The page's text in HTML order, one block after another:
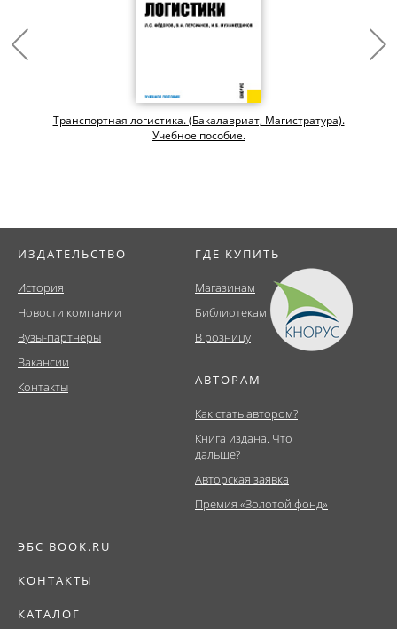
Транспортная логистика. (Бакалавриат, Магистратура).
Учебное пособие.
ИЗДАТЕЛЬСТВО
История
Новости компании
Вузы-партнеры
Вакансии
Контакты
ГДЕ КУПИТЬ
Магазинам
Библиотекам
В розницу
АВТОРАМ
Как стать автором?
Книга издана. Что
дальше?
Авторская заявка
Премия «Золотой фонд»
ЭБС BOOK.RU
КОНТАКТЫ
КАТАЛОГ